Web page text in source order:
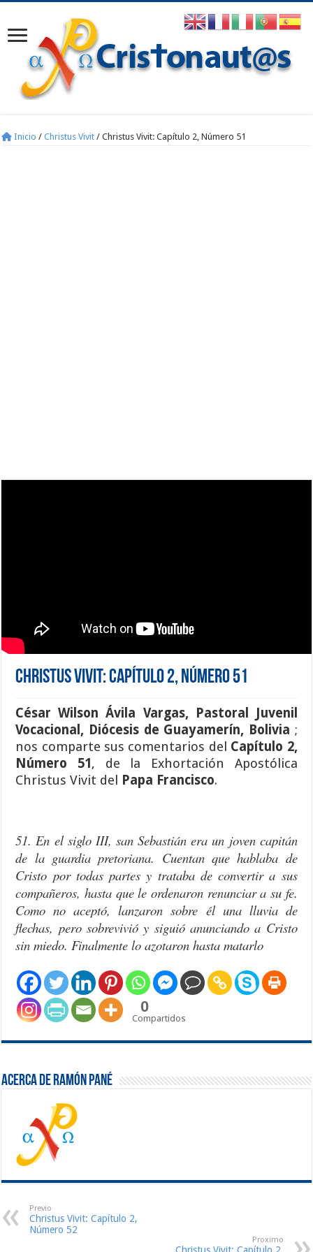
Inicio / Christus Vivit / Christus Vivit: Capítulo 2, Número 51
Christus Vivit: Capítulo 2, Número 51
César Wilson Ávila Vargas, Pastoral Juvenil
Vocacional, Diócesis de Guayamerín, Bolivia ;
nos comparte sus comentarios del Capítulo 2,
Número 51 , de la Exhortación Apostólica
Christus Vivit del
Papa Francisco.
51. En el siglo III, san Sebastián era un joven capitán
de la guardia pretoriana. Cuentan que hablaba de
Cristo por todas partes y trataba de convertir a sus
compañeros, hasta que le ordenaron renunciar a su fe.
Como no aceptó, lanzaron sobre él una lluvia de
flechas, pero sobrevivió y siguió anunciando a Cristo
sin miedo. Finalmente lo azotaron hasta matarlo
0
Compartidos
Acerca de Ramón Pané
Previo
Christus Vivit: Capítulo 2,
Número 52
Proximo